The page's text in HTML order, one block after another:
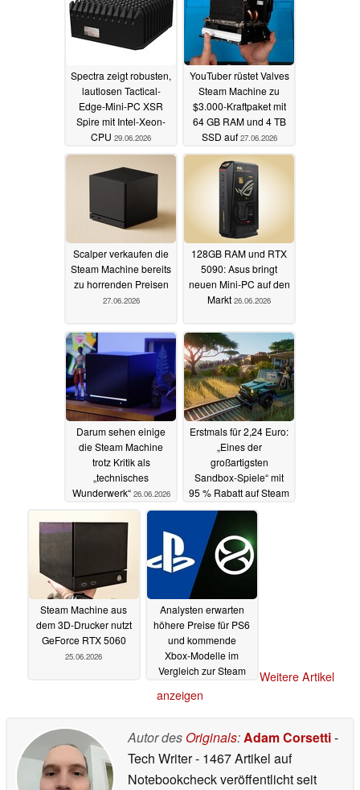
Spectra zeigt robusten,
lautlosen Tactical-
Edge-Mini-PC XSR
Spire mit Intel-Xeon-
CPU 29.06.2026
YouTuber rüstet Valves
Steam Machine zu
$3.000-Kraftpaket mit
64 GB RAM und 4 TB
SSD auf 27.06.2026
Scalper verkaufen die
Steam Machine bereits
zu horrenden Preisen
27.06.2026
128GB RAM und RTX
5090: Asus bringt
neuen Mini-PC auf den
Markt 26.06.2026
Darum sehen einige
die Steam Machine
trotz Kritik als
„technisches
Wunderwerk“ 26.06.2026
Erstmals für 2,24 Euro:
„Eines der
großartigsten
Sandbox-Spiele“ mit
95 % Rabatt auf Steam
26.06.2026
Steam Machine aus
dem 3D-Drucker nutzt
GeForce RTX 5060
25.06.2026
Analysten erwarten
höhere Preise für PS6
und kommende
Xbox‑Modelle im
Vergleich zur Steam
Weitere Artikel
anzeigen
Autor des Originals:Adam Corsetti-
Tech Writer- 1467 Artikel auf
Notebookcheck veröffentlichtseit